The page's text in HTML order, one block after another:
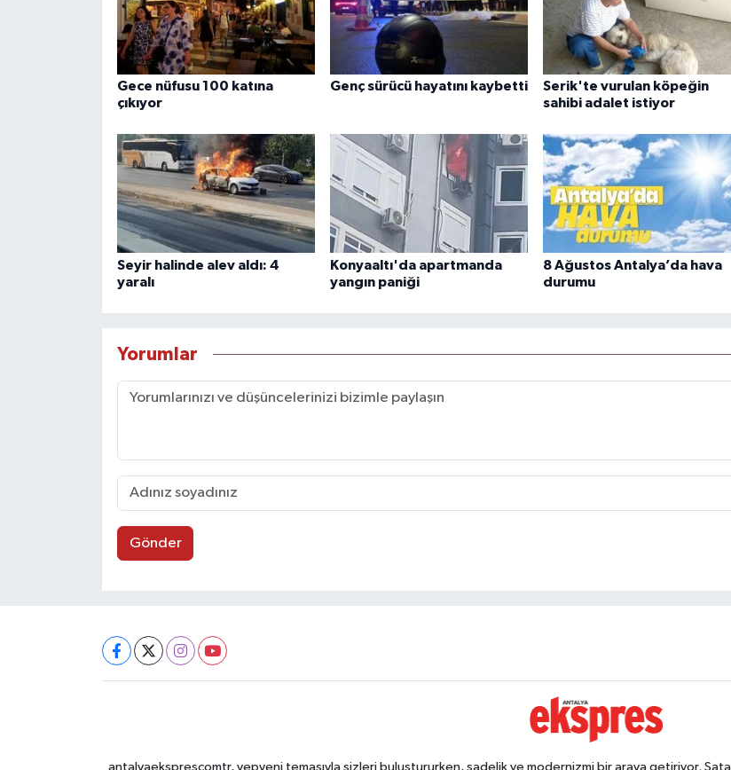
Gece nüfusu 100 katına
çıkıyor
Genç sürücü hayatını kaybetti
Serik'te vurulan köpeğin
sahibi adalet istiyor
Seyir halinde alev aldı: 4
yaralı
Konyaaltı'da apartmanda
yangın paniği
8 Ağustos Antalya’da hava
durumu
Yorumlar
Gönder
antalyaeksprescomtr, yepyeni temasıyla sizleri buluştururken, sadelik ve modernizmi bir araya getiriyor.